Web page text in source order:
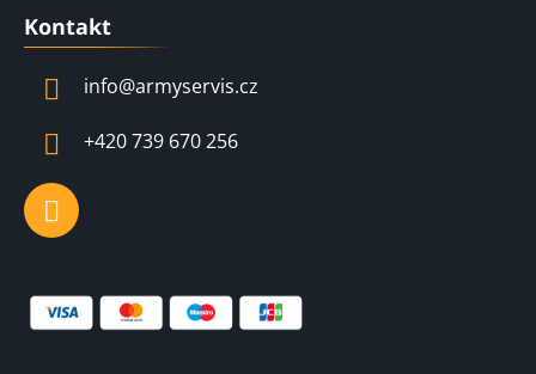
Kontakt
info@armyservis.cz
+420 739 670 256